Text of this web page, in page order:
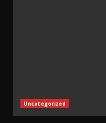
Uncategorized